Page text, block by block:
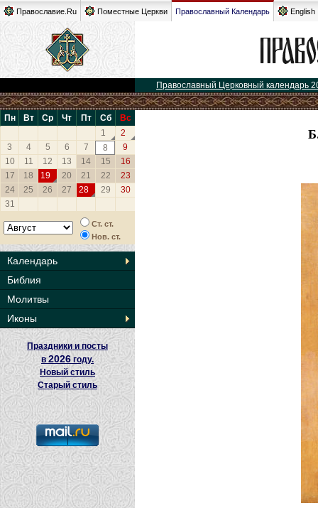
Православие.Ru Поместные Церкви Православный Календарь English
Православный Церковный календарь
Пн Вт Ср Чт Пт Сб
Вс
1
2
3
4 5 6 7 8
9
10
11 12 13 14 15
16
17
18 19 20 21 22
23
24
25 26 27 28 29
30
31
Ст. ст.
Нов. ст.
Календарь
Библия
Молитвы
Иконы
Праздники и посты
в2026 году.
Новый стиль
Старый стиль